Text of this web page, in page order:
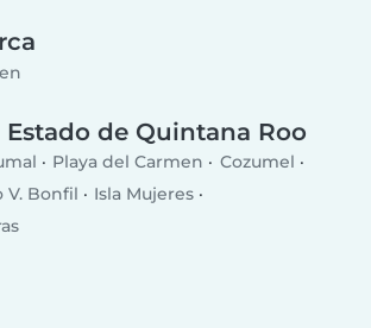
Estado de Quintana Roo
Playa del Carmen
Cozumel
V. Bonfil
Isla Mujeres